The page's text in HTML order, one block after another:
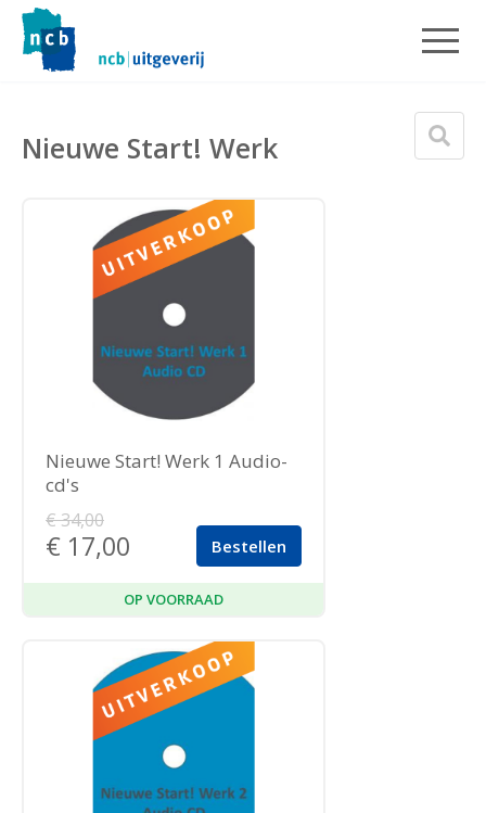
Nieuwe Start! Werk
Nieuwe Start! Werk 1 Audio-
cd's
€34,00
€ 17,00 Bestellen
OP VOORRAAD